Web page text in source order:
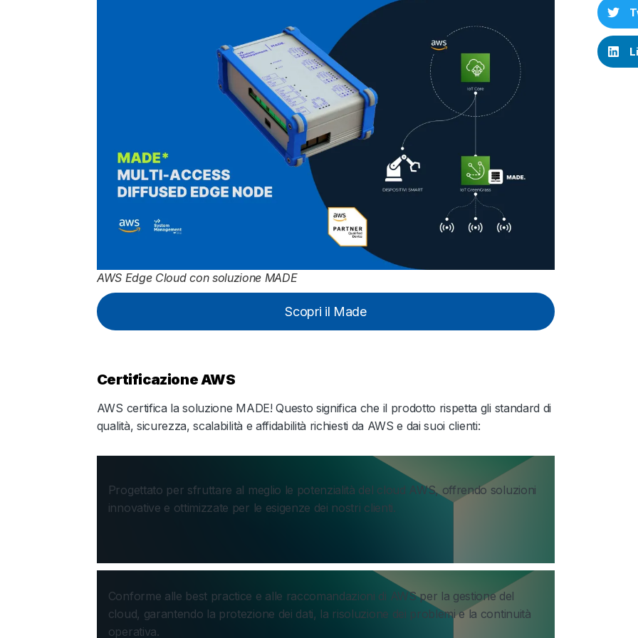
AWS Edge Cloud con soluzione MADE
Scopri il Made
Certificazione AWS
AWS certifica la soluzione MADE! Questo significa che il prodotto rispetta gli standard di
qualità, sicurezza, scalabilità e affidabilità richiesti da AWS e dai suoi clienti:
Progettato per sfruttare al meglio le potenzialità del cloud AWS, offrendo soluzioni
innovative e ottimizzate per le esigenze dei nostri clienti.
Conforme alle best practice e alle raccomandazioni di AWS per la gestione del
cloud, garantendo la protezione dei dati, la risoluzione dei problemi e la continuità
operativa.